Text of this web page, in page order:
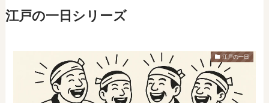
江戸の一日シリーズ
江戸の一日